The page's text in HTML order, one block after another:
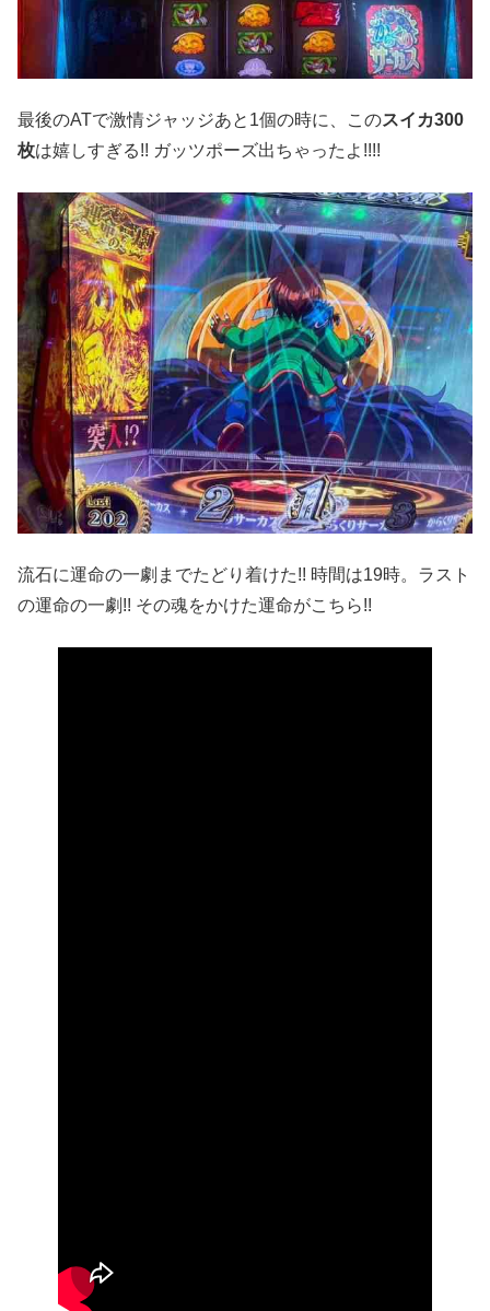
最後のATで激情ジャッジあと1個の時に、このスイカ300
枚は嬉しすぎる!! ガッツポーズ出ちゃったよ!!!!
流石に運命の一劇までたどり着けた!! 時間は19時。ラスト
の運命の一劇!! その魂をかけた運命がこちら!!